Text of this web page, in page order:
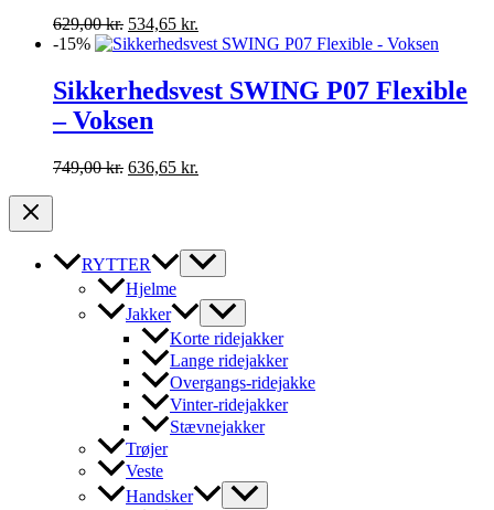
629,00kr. Den
oprindelige
var:
629,00 kr..
534,65 kr.
aktuelle
534,65 kr..
-15%
Sikkerhedsvest SWING P07 Flexible
– Voksen
749,00kr. Den
749,00 kr..
636,65 kr.
636,65 kr..
RYTTER
Hjelme
Jakker
Korte ridejakker
Lange ridejakker
Overgangs-ridejakke
Vinter-ridejakker
Stævnejakker
Trøjer
Veste
Handsker